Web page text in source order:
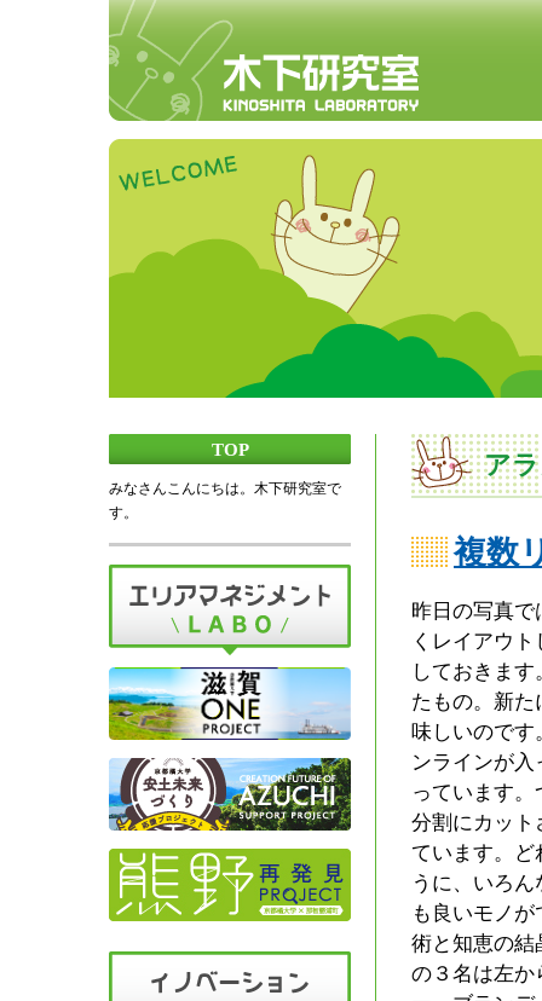
TOP
みなさんこんにちは。木下研究室で
す。
ア
複数
昨日の写真
くレイアウ
しておきま
たもの。新
味しいのです
ンラインが
っています
分割にカット
ています。
うに、いろ
も良いモノ
術と知恵の結
の３名は左か